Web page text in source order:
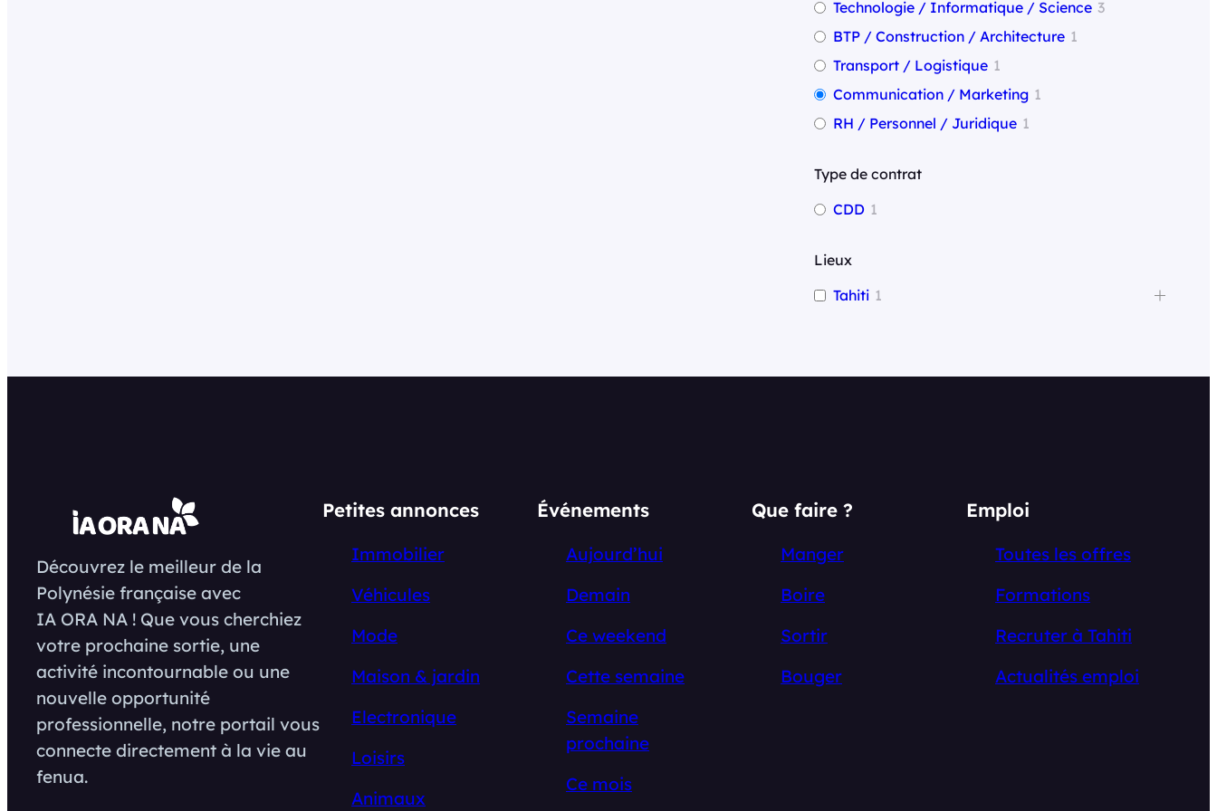
e
r
Technologie / Informatique / Science 3
BTP / Construction / Architecture 1
Transport / Logistique 1
Communication / Marketing 1
RH / Personnel / Juridique 1
Type de contrat
CDD 1
Lieux
Tahiti 1
Découvrez le meilleur de la
Polynésie française avec
IA ORA NA ! Que vous cherchiez
votre prochaine sortie, une
activité incontournable ou une
nouvelle opportunité
professionnelle, notre portail vous
connecte directement à la vie au
fenua.
Petites annonces
Immobilier
Véhicules
Mode
Maison & jardin
Electronique
Loisirs
Animaux
Événements
Aujourd’hui
Demain
Ce weekend
Cette semaine
Semaine
prochaine
Ce mois
Que faire ?
Manger
Boire
Sortir
Bouger
Emploi
Toutes les offres
Formations
Recruter à Tahiti
Actualités emploi